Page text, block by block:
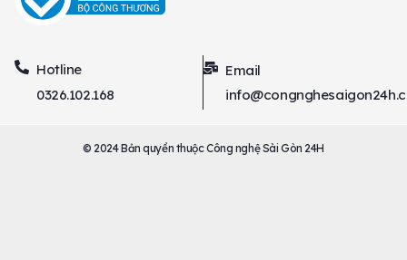
Hotline
0326.102.168
Email
© 2024 Bản quyền thuộc Công nghệ Sài Gòn 24H